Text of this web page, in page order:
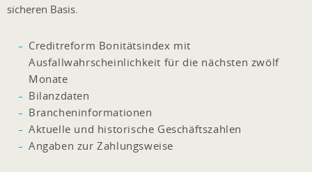
sicheren Basis.
Creditreform Bonitätsindex mit
Ausfallwahrscheinlichkeit für die nächsten zwölf
Monate
Bilanzdaten
Brancheninformationen
Aktuelle und historische Geschäftszahlen
Angaben zur Zahlungsweise